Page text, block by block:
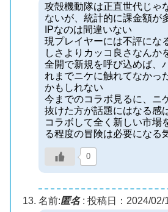
攻殻機動隊は正直世代じゃ
ないが、統計的に課金額が
IPなのは間違いない
現プレイヤーには不評にな
しさよりカッコ良さなんか
全開で新規を呼び込めば、
れまでニケに触れてなかっ
かもしれない
今までのコラボ見るに、ニ
抜けた方が話題にはなる感
コラボして全く新しい市場
る程度の冒険は必要になる
0
名前:匿名: 投稿日：2024/02/